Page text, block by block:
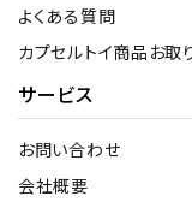
よくある質問
カプセルトイ商品お取
サービス
お問い合わせ
会社概要